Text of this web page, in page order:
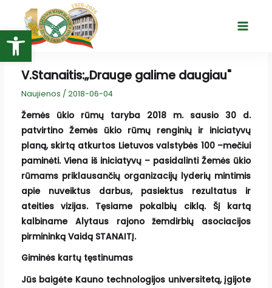
Open toolbar
turinio
Main
V.Stanaitis:„Drauge galime daugiau"
Naujienos / 2018-06-04
Žemės ūkio rūmų taryba 2018 m. sausio 30 d.
patvirtino Žemės ūkio rūmų renginių ir iniciatyvų
planą, skirtą atkurtos Lietuvos valstybės 100 –mečiui
paminėti. Viena iš iniciatyvų – pasidalinti Žemės ūkio
rūmams priklausančių organizacijų lyderių mintimis
apie nuveiktus darbus, pasiektus rezultatus ir
ateities vizijas. Tęsiame pokalbių ciklą. Šį kartą
kalbiname Alytaus rajono žemdirbių asociacijos
pirmininką Vaidą STANAITĮ.
Giminės kartų tęstinumas
Jūs baigėte Kauno technologijos universitetą, įgijote